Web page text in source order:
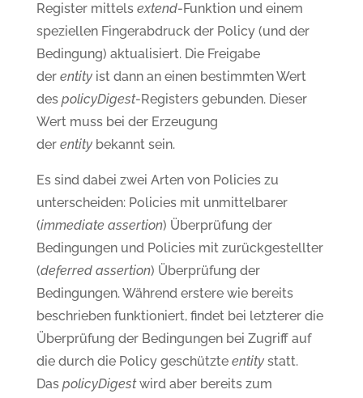
Register mittels extend-Funktion und einem
speziellen Fingerabdruck der Policy (und der
Bedingung) aktualisiert. Die Freigabe
der entityist dann an einen bestimmten Wert
des policyDigest-Registers gebunden. Dieser
Wert muss bei der Erzeugung
der entitybekannt sein.
Es sind dabei zwei Arten von Policies zu
unterscheiden: Policies mit unmittelbarer
(immediate assertion) Überprüfung der
Bedingungen und Policies mit zurückgestellter
(deferred assertion) Überprüfung der
Bedingungen. Während erstere wie bereits
beschrieben funktioniert, findet bei letzterer die
Überprüfung der Bedingungen bei Zugriff auf
die durch die Policy geschützte entitystatt.
Das policyDigestwird aber bereits zum